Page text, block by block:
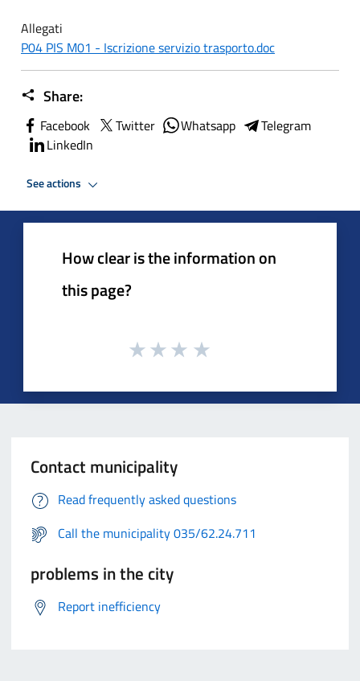
Allegati
P04 PIS M01 - Iscrizione servizio trasporto.doc
Share:
Facebook Twitter Whatsapp
Telegram
LinkedIn
See actions
How clear is the information on
this page?
Contact municipality
Read frequently asked questions
Call the municipality 035/62.24.711
problems in the city
Report inefficiency